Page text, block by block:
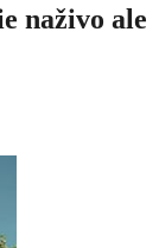
naživo ale